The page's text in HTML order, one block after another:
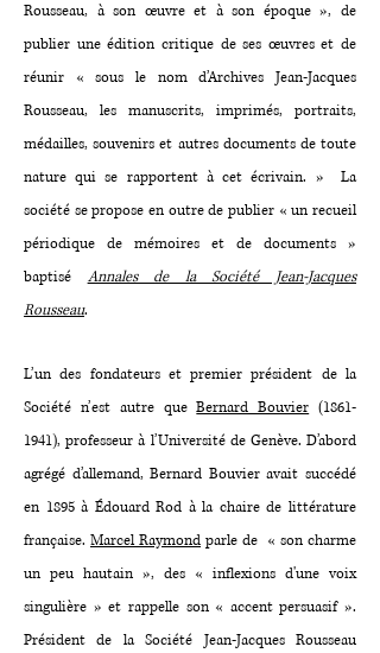
Rousseau, à son œuvre et à son époque », de
publier une édition critique de ses œuvres et de
réunir « sous le nom d’Archives Jean-Jacques
Rousseau, les manuscrits, imprimés, portraits,
médailles, souvenirs et autres documents de toute
nature qui se rapportent à cet écrivain. » La
société se propose en outre de publier « un recueil
périodique de mémoires et de documents »
baptiséAnnales de la Société Jean-Jacques
Rousseau.
L’un des fondateurs et premier président de la
Société n’est autre queBernard Bouvier(1861-
1941), professeur à l’Université de Genève. D’abord
agrégé d’allemand, Bernard Bouvier avait succédé
en 1895 à Édouard Rod à la chaire de littérature
française. Marcel Raymond parle de « son charme
un peu hautain », des « inflexions d'une voix
singulière » et rappelle son « accent persuasif ».
Président de la Société Jean-Jacques Rousseau